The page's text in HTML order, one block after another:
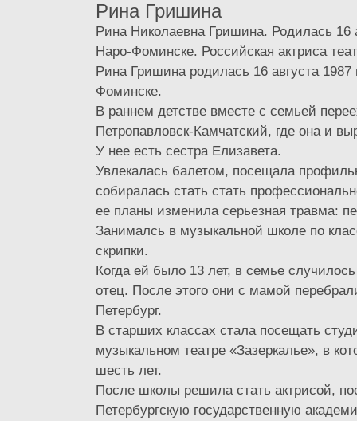
Рина Гришина
Рина Николаевна Гришина. Родилась 16
Наро-Фоминске. Российская актриса
Рина Гришина родилась 16 августа 1987
Фоминске.
В раннем детстве вместе с семьей
Петропавловск-Камчатский, где она и
У нее есть сестра Елизавета.
Увлекалась балетом, посещала
собиралась стать стать
ее планы изменила серьезная травма:
Занималсь в музыкальной школе по
скрипки.
Когда ей было 13 лет, в семье
отец. После этого они с мамой
Петербург.
В старших классах стала посещать
музыкальном театре «Зазеркалье», в
шесть лет.
После школы решила стать актрисой,
Петербургскую государственную